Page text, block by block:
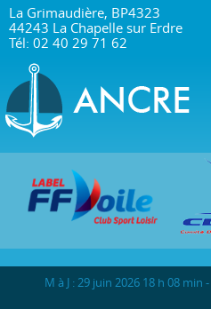
La Grimaudière, BP4323
44243 La Chapelle sur Erdre
Tél: 02 40 29 71 62
M à J : 29 juin 2026 18 h 08 min -